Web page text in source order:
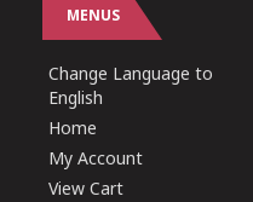
MENUS
Change Language to
English
Home
My Account
View Cart